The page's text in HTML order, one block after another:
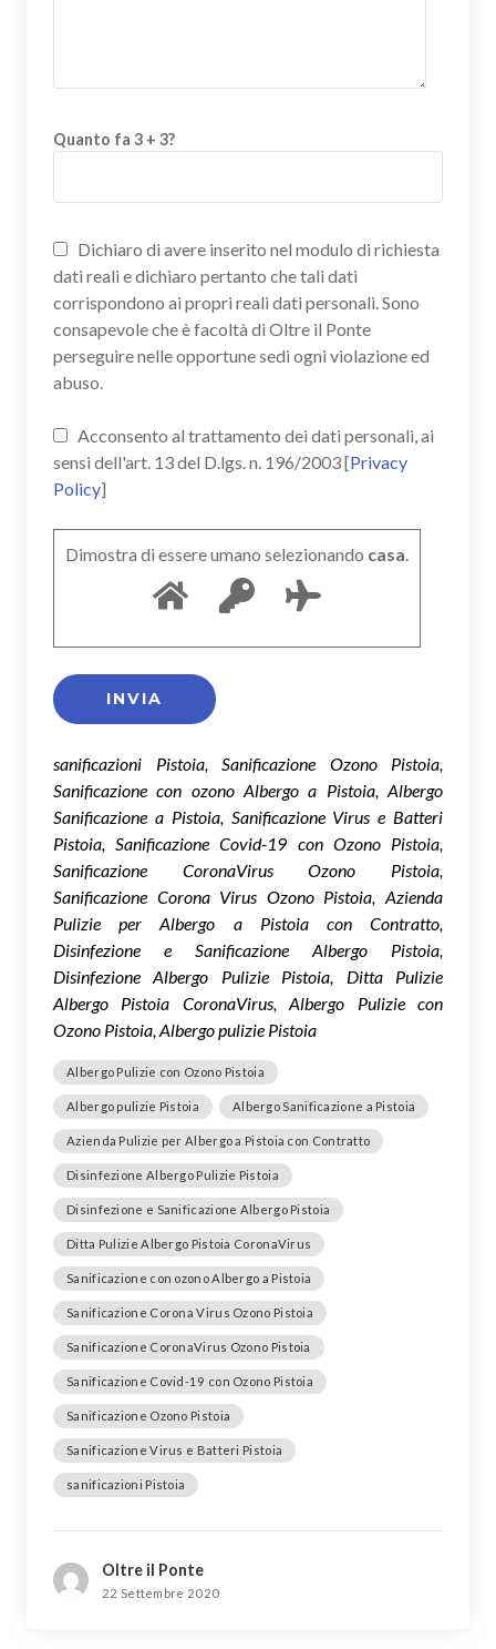
Quanto fa 3 + 3?
Dichiaro di avere inserito nel modulo di richiesta
dati reali e dichiaro pertanto che tali dati
corrispondono ai propri reali dati personali. Sono
consapevole che è facoltà di Oltre il Ponte
perseguire nelle opportune sedi ogni violazione ed
abuso.
Acconsento al trattamento dei dati personali, ai
sensi dell'art. 13 del D.lgs. n. 196/2003 [Privacy
Policy]
Dimostra di essere umano selezionando casa.
sanificazioni Pistoia, Sanificazione Ozono Pistoia,
Sanificazione con ozono Albergo a Pistoia, Albergo
Sanificazione a Pistoia, Sanificazione Virus e Batteri
Pistoia, Sanificazione Covid-19 con Ozono Pistoia,
Sanificazione CoronaVirus Ozono Pistoia,
Sanificazione Corona Virus Ozono Pistoia, Azienda
Pulizie per Albergo a Pistoia con Contratto,
Disinfezione e Sanificazione Albergo Pistoia,
Disinfezione Albergo Pulizie Pistoia, Ditta Pulizie
Albergo Pistoia CoronaVirus, Albergo Pulizie con
Ozono Pistoia, Albergo pulizie Pistoia
Albergo Pulizie con Ozono Pistoia
Albergo pulizie Pistoia Albergo Sanificazione a Pistoia
Azienda Pulizie per Albergo a Pistoia con Contratto
Disinfezione Albergo Pulizie Pistoia
Disinfezione e Sanificazione Albergo Pistoia
Ditta Pulizie Albergo Pistoia CoronaVirus
Sanificazione con ozono Albergo a Pistoia
Sanificazione Corona Virus Ozono Pistoia
Sanificazione CoronaVirus Ozono Pistoia
Sanificazione Covid-19 con Ozono Pistoia
Sanificazione Ozono Pistoia
Sanificazione Virus e Batteri Pistoia
sanificazioni Pistoia
Oltre il Ponte
22 Settembre 2020